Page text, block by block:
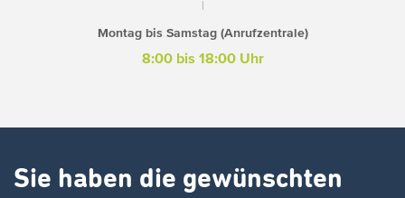
Montag bis Samstag (Anrufzentrale)
8:00 bis 18:00 Uhr
Sie haben die gewünschten